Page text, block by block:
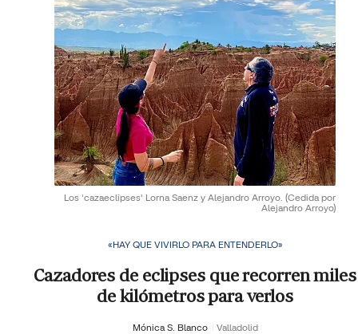
Los 'cazaeclipses' Lorna Saenz y Alejandro Arroyo. (Cedida por
Alejandro Arroyo)
«HAY QUE VIVIRLO PARA ENTENDERLO»
Cazadores de eclipses que recorren miles
de kilómetros para verlos
Mónica S. Blanco Valladolid